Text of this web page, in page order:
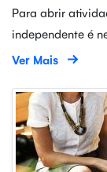
Para abrir
independente é
Ver Mais